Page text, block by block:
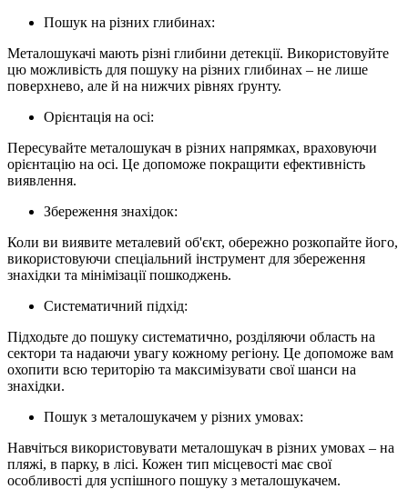
Пошук на різних глибинах:
Металошукачі мають різні глибини детекції. Використовуйте
цю можливість для пошуку на різних глибинах – не лише
поверхнево, але й на нижчих рівнях ґрунту.
Орієнтація на осі:
Пересувайте металошукач в різних напрямках, враховуючи
орієнтацію на осі. Це допоможе покращити ефективність
виявлення.
Збереження знахідок:
Коли ви виявите металевий об'єкт, обережно розкопайте його,
використовуючи спеціальний інструмент для збереження
знахідки та мінімізації пошкоджень.
Систематичний підхід:
Підходьте до пошуку систематично, розділяючи область на
сектори та надаючи увагу кожному регіону. Це допоможе вам
охопити всю територію та максимізувати свої шанси на
знахідки.
Пошук з металошукачем у різних умовах:
Навчіться використовувати металошукач в різних умовах – на
пляжі, в парку, в лісі. Кожен тип місцевості має свої
особливості для успішного пошуку з металошукачем.